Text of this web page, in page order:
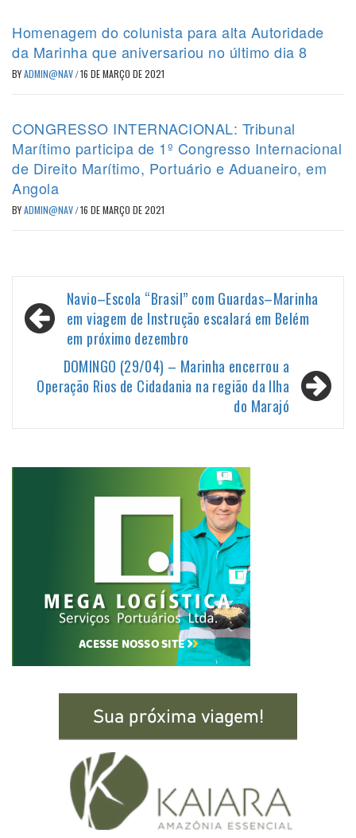
Homenagem do colunista para alta Autoridade
da Marinha que aniversariou no último dia 8
BYADMIN@NAV/16 DE MARÇO DE 2021
CONGRESSO INTERNACIONAL: Tribunal
Marítimo participa de 1º Congresso Internacional
de Direito Marítimo, Portuário e Aduaneiro, em
Angola
BYADMIN@NAV/16 DE MARÇO DE 2021
Navegação
de
Navio–Escola “Brasil” com Guardas–Marinha
em viagem de Instrução escalará em Belém
em próximo dezembro
DOMINGO (29/04) – Marinha encerrou a
Operação Rios de Cidadania na região da Ilha
do Marajó